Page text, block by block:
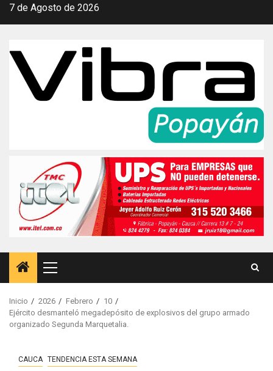
Saltar
7 de Agosto de 2026
Menú
principal
Inicio 2026 Febrero
10
Ejército desmanteló megadepósito de explosivos del grupo armado
organizado Segunda Marquetalia.
CAUCA TENDENCIA ESTA SEMANA